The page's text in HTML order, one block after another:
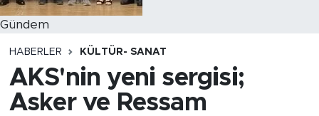
Gündem
HABERLER KÜLTÜR- SANAT
AKS'nin yeni sergisi;
Asker ve Ressam
Turizm